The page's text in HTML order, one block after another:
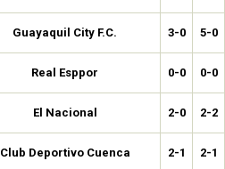
Guayaquil City F.C. 3-0 5-0
Real Esppor 0-0 0-0
El Nacional 2-0 2-2
Club Deportivo Cuenca 2-1 2-1